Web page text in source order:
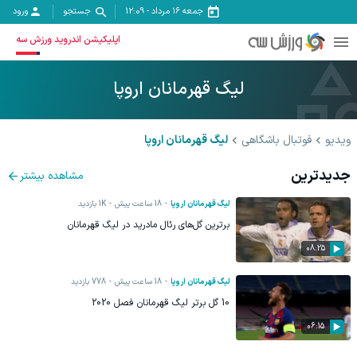
جمعه ۱۶ مرداد -
12:09 جستجو ورود
اپلیکیشن اندروید ورزش سه
لیگ قهرمانان اروپا
ویدیو فوتبال باشگاهی لیگ قهرمانان اروپا
جدیدترین مشاهده بیشتر
08:25
لیگ قهرمانان اروپا 18 ساعت پیش 1Kبازدید
برترین گل‌های رئال مادرید در لیگ قهرمانان
06:15
لیگ قهرمانان اروپا 18 ساعت پیش 778بازدید
10 گل برتر لیگ قهرمانان فصل 2020